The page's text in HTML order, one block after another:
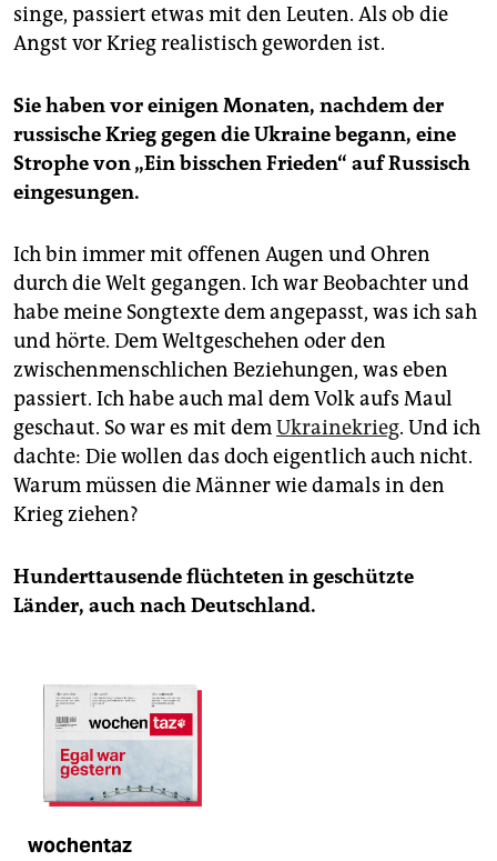
singe, passiert etwas mit den Leuten. Als ob die
Angst vor Krieg realistisch geworden ist.
Sie haben vor einigen Monaten, nachdem der
russische Krieg gegen die Ukraine begann, eine
Strophe von „Ein bisschen Frieden“ auf Russisch
eingesungen.
Ich bin immer mit offenen Augen und Ohren
durch die Welt gegangen. Ich war Beobachter und
habe meine Songtexte dem angepasst, was ich sah
und hörte. Dem Weltgeschehen oder den
zwischenmenschlichen Beziehungen, was eben
passiert. Ich habe auch mal dem Volk aufs Maul
geschaut. So war es mit demUkrainekrieg. Und ich
dachte: Die wollen das doch eigentlich auch nicht.
Warum müssen die Männer wie damals in den
Krieg ziehen?
Hunderttausende flüchteten in geschützte
Länder, auch nach Deutschland.
wochentaz